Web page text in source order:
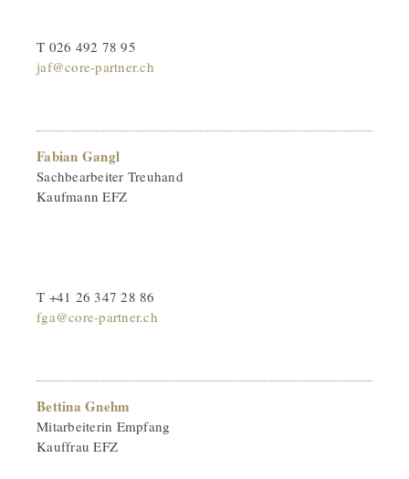
T 026 492 78 95
jaf@core-partner.ch
Fabian Gangl
Sachbearbeiter Treuhand
Kaufmann EFZ
T +41 26 347 28 86
fga@core-partner.ch
Bettina Gnehm
Mitarbeiterin Empfang
Kauffrau EFZ